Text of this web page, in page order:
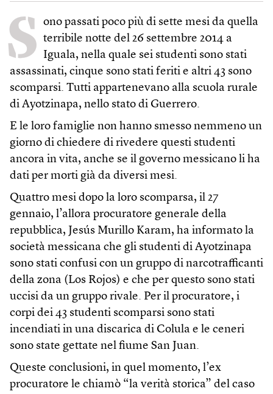
S ono passati poco più di sette mesi da quella
terribile notte del 26 settembre 2014 a
Iguala, nella quale sei studenti sono stati
assassinati, cinque sono stati feriti e altri 43 sono
scomparsi. Tutti appartenevano alla scuola rurale
di Ayotzinapa, nello stato di Guerrero.
E le loro famiglie non hanno smesso nemmeno un
giorno di chiedere di rivedere questi studenti
ancora in vita, anche se il governo messicano li ha
dati per morti già da diversi mesi.
Quattro mesi dopo la loro scomparsa, il 27
gennaio, l’allora procuratore generale della
repubblica, Jesús Murillo Karam, ha informato la
società messicana che gli studenti di Ayotzinapa
sono stati confusi con un gruppo di narcotrafficanti
della zona (Los Rojos) e che per questo sono stati
uccisi da un gruppo rivale. Per il procuratore, i
corpi dei 43 studenti scomparsi sono stati
incendiati in una discarica di Colula e le ceneri
sono state gettate nel fiume San Juan.
Queste conclusioni, in quel momento, l’ex
procuratore le chiamò “la verità storica” del caso